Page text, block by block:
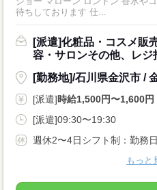
待ちしております 仕...
[派遣]化粧品・コスメ販
容・サロンその他、レジ
[勤務地]/石川県金沢市 /
[派遣]時給1,500円〜1,600円
[派遣]09:30〜19:30
もっと